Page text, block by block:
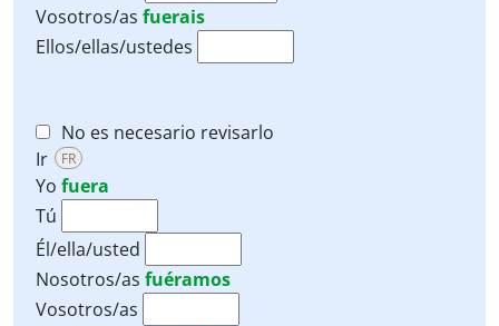
Vosotros/as fuerais
Ellos/ellas/ustedes
No es necesario revisarlo
Ir
FR
Yo fuera
Tú
Él/ella/usted
Nosotros/as fuéramos
Vosotros/as